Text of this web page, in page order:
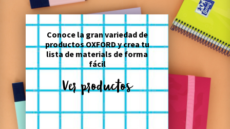
Conoce la gran variedad de
productos OXFORD y crea tu
lista de materials de forma
fácil
Ver productos